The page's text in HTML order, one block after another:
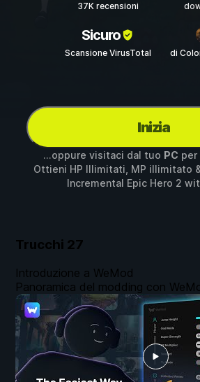
37K recensioni
Sicuro
Scansione VirusTotal di
Inizia
...oppure visitaci dal tuo PC per
Ottieni HP Illimitati, MP illimitato
Incremental Epic Hero 2
Trucchi 27
Introduzione a WeMod
Panoramica del modding con